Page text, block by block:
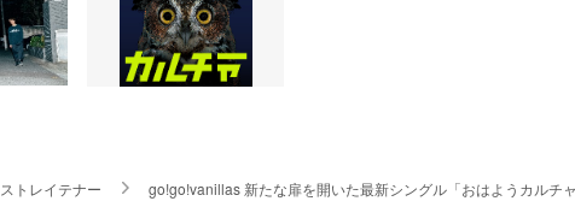
ストレイテナー go!go!vanillas 新たな扉を開いた最新シングル「おはようカルチ